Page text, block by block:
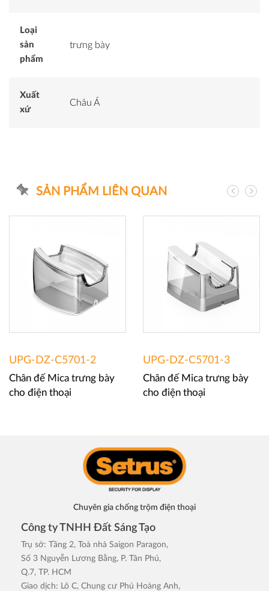
Loại
sản
phẩm
trưng bày
Xuất
xứ
Châu Á
SẢN PHẨM LIÊN QUAN
UPG-DZ-C5701-2
Chân đế Mica trưng bày
cho điện thoại
UPG-DZ-C5701-3
Chân đế Mica trưng bày
cho điện thoại
Chuyên gia chống trộm điện thoại
Công ty TNHH Đất Sáng Tạo
Trụ sở: Tầng 2, Toà nhà Saigon Paragon,
Số 3 Nguyễn Lương Bằng, P. Tân Phú,
Q.7, TP. HCM
Giao dịch: Lô C, Chung cư Phú Hoàng Anh,